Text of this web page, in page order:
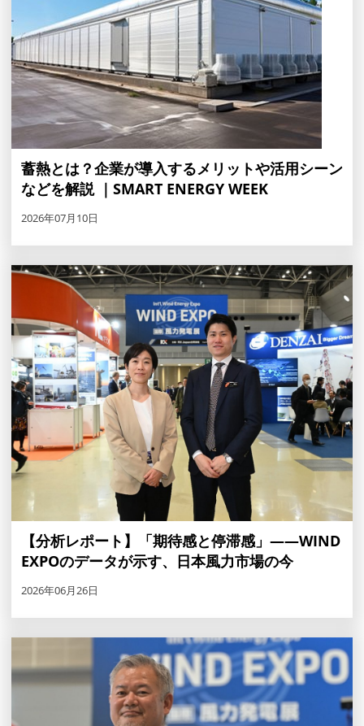
蓄熱とは？企業が導入するメリットや活用シーン
などを解説 ｜SMART ENERGY WEEK
2026年07月10日
【分析レポート】「期待感と停滞感」——WIND
EXPOのデータが示す、日本風力市場の今
2026年06月26日